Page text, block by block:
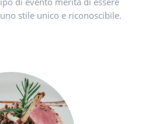
stile unico e riconoscibile.